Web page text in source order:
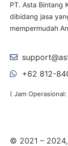
PT. Asta Bintang
dibidang jasa
mempermudah
+62 812-
( Jam
© 2021 –